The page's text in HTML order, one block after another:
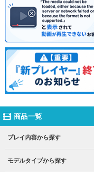
商品一覧
プレイ内容から探す
モデルタイプから探す